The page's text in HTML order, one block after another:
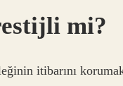
mi?
itibarını